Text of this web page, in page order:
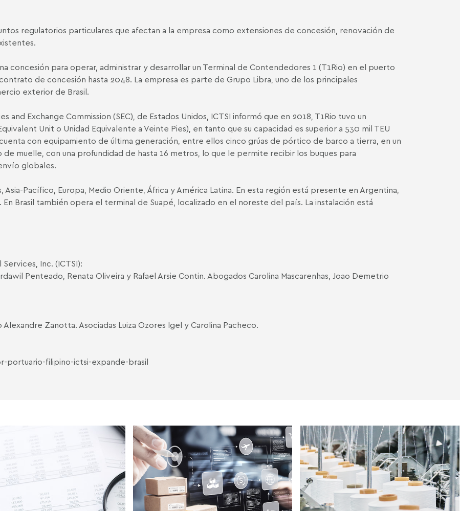
regulatorios particulares que afectan a la empresa como extensiones de concesión, renovación de
concesión para operar, administrar y desarrollar un Terminal de Contendedores 1 (T1Rio) en el puerto
de concesión hasta 2048. La empresa es parte de Grupo Libra, uno de los principales
exterior de Brasil.
and Exchange Commission (SEC), de Estados Unidos, ICTSI informó que en 2018, T1Rio tuvo un
Unit o Unidad Equivalente a Veinte Pies), en tanto que su capacidad es superior a 530 mil TEU
con equipamiento de última generación, entre ellos cinco grúas de pórtico de barco a tierra, en un
muelle, con una profundidad de hasta 16 metros, lo que le permite recibir los buques para
globales.
Asia-Pacífico, Europa, Medio Oriente, África y América Latina. En esta región está presente en Argentina,
En Brasil también opera el terminal de Suapé, localizado en el noreste del país. La instalación está
Inc. (ICTSI):
Penteado, Renata Oliveira y Rafael Arsie Contin. Abogados Carolina Mascarenhas, Joao Demetrio
Zanotta. Asociadas Luiza Ozores Igel y Carolina Pacheco.
filipino-ictsi-expande-brasil